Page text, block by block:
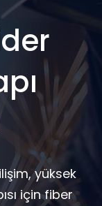
yüksek
için fiber